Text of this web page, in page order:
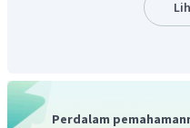
Jadi, jawaban yang tepat
Perdalam